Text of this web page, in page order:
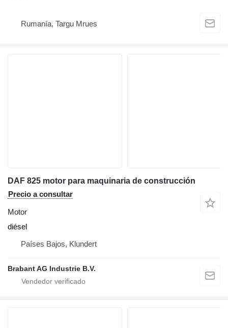
Rumanía, Targu Mrues
DAF 825 motor para maquinaria de construcción
Precio a consultar
Motor
diésel
Países Bajos, Klundert
Brabant AG Industrie B.V.